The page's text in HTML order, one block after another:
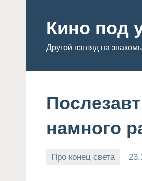
содержимому
Кино под
Другой взгляд на
намного
Про конец света
Admin